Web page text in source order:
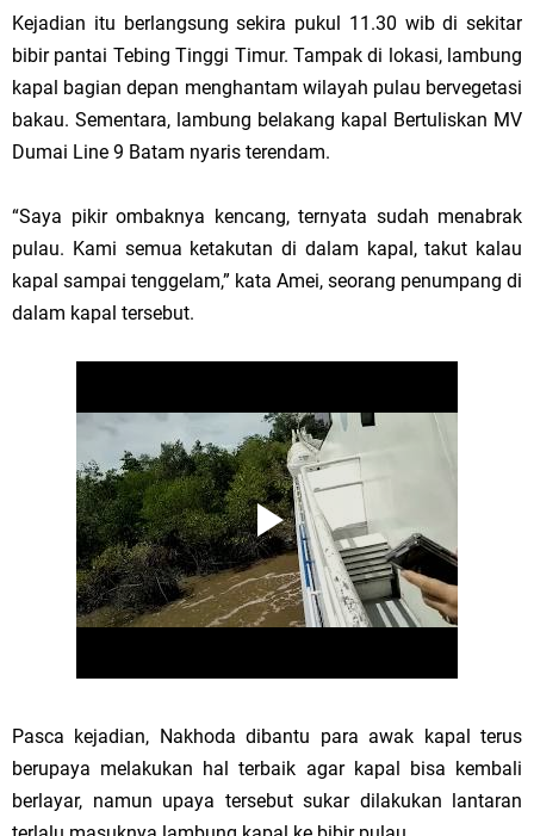
Kejadian itu berlangsung sekira pukul 11.30 wib di sekitar
bibir pantai Tebing Tinggi Timur. Tampak di lokasi, lambung
kapal bagian depan menghantam wilayah pulau bervegetasi
bakau. Sementara, lambung belakang kapal Bertuliskan MV
Dumai Line 9 Batam nyaris terendam.
“Saya pikir ombaknya kencang, ternyata sudah menabrak
pulau. Kami semua ketakutan di dalam kapal, takut kalau
kapal sampai tenggelam,” kata Amei, seorang penumpang di
dalam kapal tersebut.
Pasca kejadian, Nakhoda dibantu para awak kapal terus
berupaya melakukan hal terbaik agar kapal bisa kembali
berlayar, namun upaya tersebut sukar dilakukan lantaran